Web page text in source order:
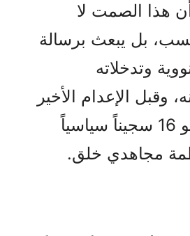
هذا الصمت لا
بل يبعث برسالة
وتدخلاته
وقبل الإعدام الأخير
الذي نُفذ يوم الأربعاء، أقدم النظام على إعدام نحو 16 سجيناً سياسياً